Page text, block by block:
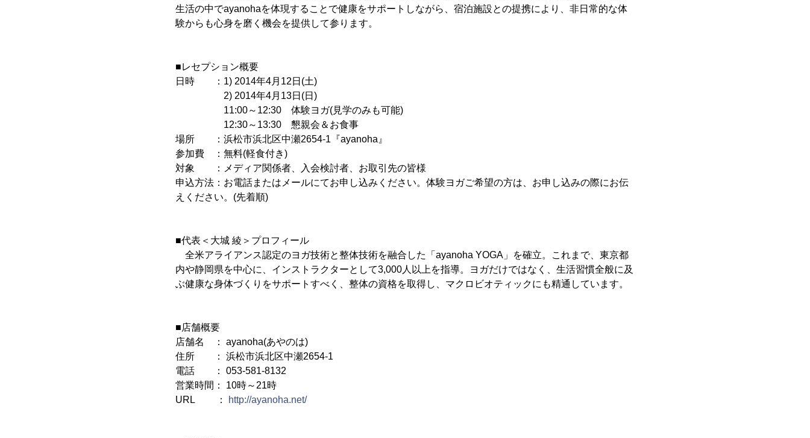
生活の中でayanohaを体現することで健康をサポートしながら、宿泊施設との提携により、非日常的な体
験からも心身を磨く機会を提供して参ります。
■レセプション概要
日時 ：1) 2014年4月12日(土)
2) 2014年4月13日(日)
11:00～12:30 体験ヨガ(見学のみも可能)
12:30～13:30 懇親会＆お食事
場所 ：浜松市浜北区中瀬2654-1『ayanoha』
参加費 ：無料(軽食付き)
対象 ：メディア関係者、入会検討者、お取引先の皆様
申込方法：お電話またはメールにてお申し込みください。体験ヨガご希望の方は、お申し込みの際にお伝
えください。(先着順)
■代表＜大城 綾＞プロフィール
全米アライアンス認定のヨガ技術と整体技術を融合した「ayanoha YOGA」を確立。これまで、東京都
内や静岡県を中心に、インストラクターとして3,000人以上を指導。ヨガだけではなく、生活習慣全般に及
ぶ健康な身体づくりをサポートすべく、整体の資格を取得し、マクロビオティックにも精通しています。
■店舗概要
店舗名 ： ayanoha(あやのは)
住所 ： 浜松市浜北区中瀬2654-1
電話 ： 053-581-8132
営業時間： 10時～21時
URL ：
http://ayanoha.net/